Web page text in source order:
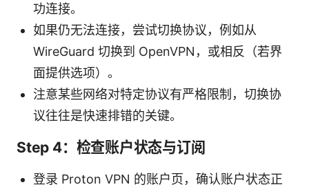
功连接。
如果仍无法连接，尝试切换协议，例如从
WireGuard 切换到 OpenVPN，或相反（若界
面提供选项）。
注意某些网络对特定协议有严格限制，切换协
议往往是快速排错的关键。
Step 4：检查账户状态与订阅
登录 Proton VPN 的账户页，确认账户状态正